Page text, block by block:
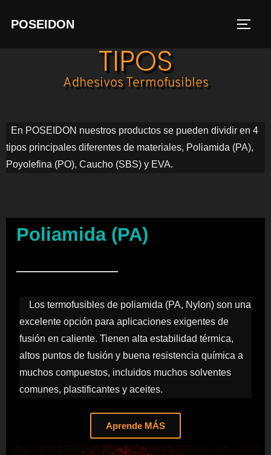
POSEIDON
TIPOS
Adhesivos Termofusibles
En POSEIDON nuestros productos se pueden dividir en 4
tipos principales diferentes de materiales, Poliamida (PA),
Poyolefina (PO), Caucho (SBS) y EVA.
Poliamida (PA)
Los termofusibles de poliamida (PA, Nylon) son una
excelente opción para aplicaciones exigentes de
fusión en caliente. Tienen alta estabilidad térmica,
altos puntos de fusión y buena resistencia química a
muchos compuestos, incluidos muchos solventes
comunes, plastificantes y aceites.
Aprende MÁS